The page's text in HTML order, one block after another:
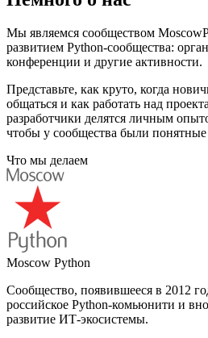
Мы являемся сообществом
развитием Python-сообщества:
конференции и другие активности.
Представьте, как круто, когда
общаться и как работать над
разработчики делятся личным
чтобы у сообщества были понятные
Что мы делаем
Moscow Python
Сообщество, появившееся в 2012
российское Python-комьюнити и
развитие ИТ-экосистемы.